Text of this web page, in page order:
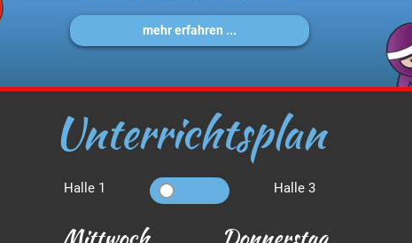
mehr erfahren ...
Unterrichtsplan
Halle 1 Halle 3